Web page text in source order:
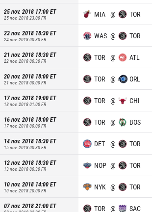
25 nov. 2018 17:00ET
25 nov. 2018 23:00FR MIA @ TOR
23 nov. 2018 18:30ET
24 nov. 2018 00:30FR WAS @ TOR
21 nov. 2018 18:30ET
22 nov. 2018 00:30FR TOR @ ATL
20 nov. 2018 18:00ET
21 nov. 2018 00:00FR TOR @ ORL
17 nov. 2018 19:00ET
18 nov. 2018 01:00FR TOR @ CHI
16 nov. 2018 18:00ET
17 nov. 2018 00:00FR TOR @ BOS
14 nov. 2018 18:30ET
15 nov. 2018 00:30FR DET @ TOR
12 nov. 2018 18:30ET
13 nov. 2018 00:30FR NOP @ TOR
10 nov. 2018 14:00ET
10 nov. 2018 20:00FR NYK @ TOR
07 nov. 2018 21:00ET TOR @ SAC